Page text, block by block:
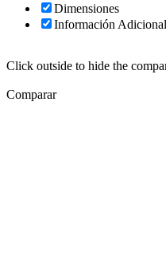
Dimensiones
Información Adicional
Click outside to hide the
Comparar